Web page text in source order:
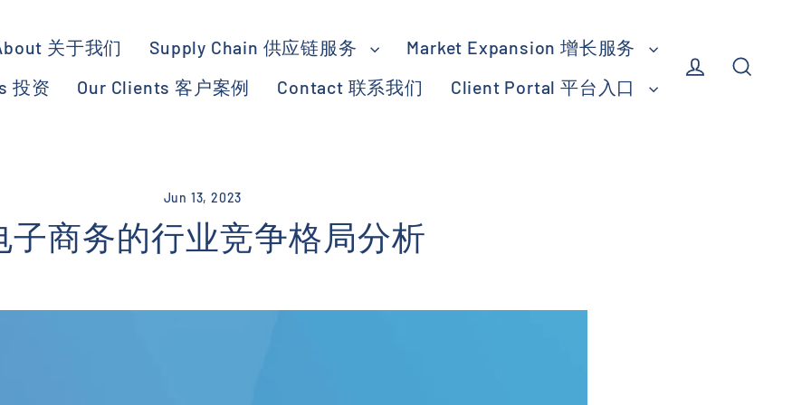
关于我们 Supply Chain 供应链服务
Market Expansion 增长服务
投资
Our Clients 客户案例 Contact 联系我们 Client Portal 平台入口
Jun 13, 2023
子商务的行业竞争格局分析